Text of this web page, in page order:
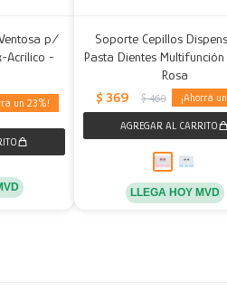
p/
Acrílico -
23
Soporte Cepillos
Pasta Dientes
Rosa
$ 369 $ 460
LLEGA HOY MVD